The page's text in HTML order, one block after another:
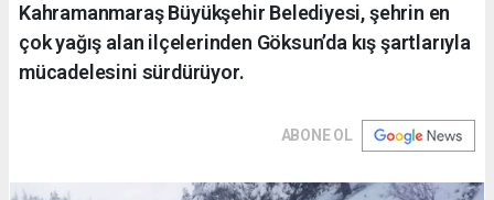
Kahramanmaraş Büyükşehir Belediyesi, şehrin en
çok yağış alan ilçelerinden Göksun’da kış şartlarıyla
mücadelesini sürdürüyor.
ABONE OL